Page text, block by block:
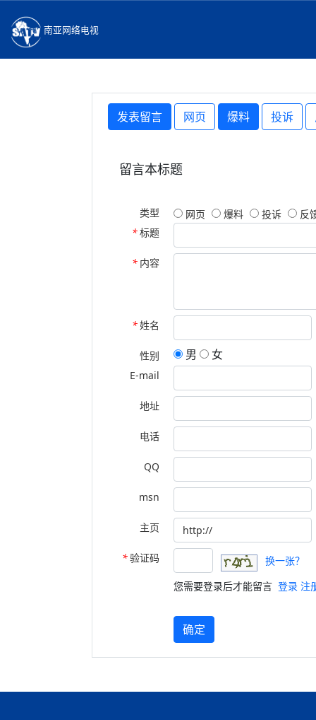
南亚网络电视
发表留言 网页 爆料 投诉
留言本标题
类型 网页 爆料 投诉
反
*标题
* 内容
*姓名
性别 男 女
E-mail
地址
电话
QQ
msn
主页
*验证码
换一张？
您需要登录后才能留言 登录 注